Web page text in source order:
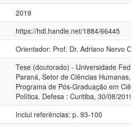
2019
https://hdl.handle.net/1884/66445
Orientador: Prof. Dr. Adriano Nervo
Tese (doutorado) - Universidade
Paraná, Setor de Ciências Humanas,
Programa de Pós-Graduação em
Política. Defesa : Curitiba, 30/08/2019
Inclui referências: p. 93-100